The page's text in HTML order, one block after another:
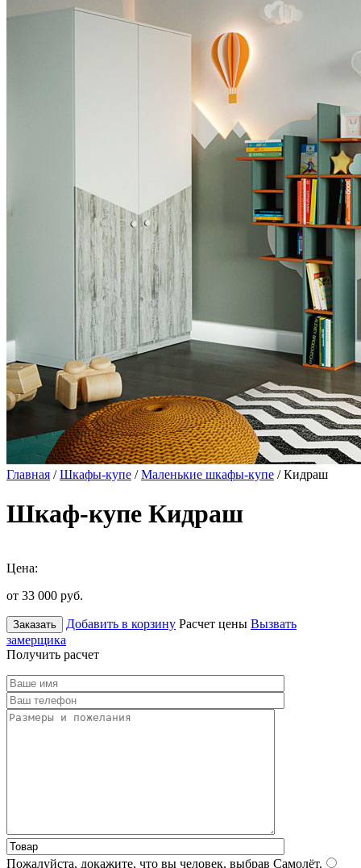
Главная /Шкафы-купе /Маленькие шкафы-купе / Кидраш
Шкаф-купе Кидраш
Цена:
от 33 000 руб.
Заказать Добавить в корзину Расчет цены Вызвать
замерщика
Получить расчет
Пожалуйста, докажите, что вы человек, выбрав Самолёт.